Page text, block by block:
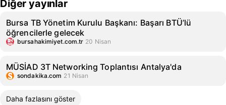
Diğer yayınlar
Bursa TB Yönetim Kurulu Başkanı: Başarı BTÜ’lü
öğrencilerle gelecek
bursahakimiyet.com.tr 20 Nisan
MÜSİAD 3T Networking Toplantısı Antalya'da
sondakika.com 21 Nisan
Daha fazlasını göster